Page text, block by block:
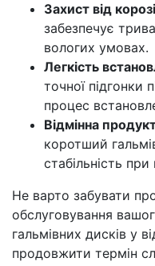
Захист від
забезпечує
вологих умовах.
Легкість
точної підгонки
процес
Відмінна
коротший
стабільність при
Не варто забувати
обслуговування
гальмівних дисків у
продовжити термін